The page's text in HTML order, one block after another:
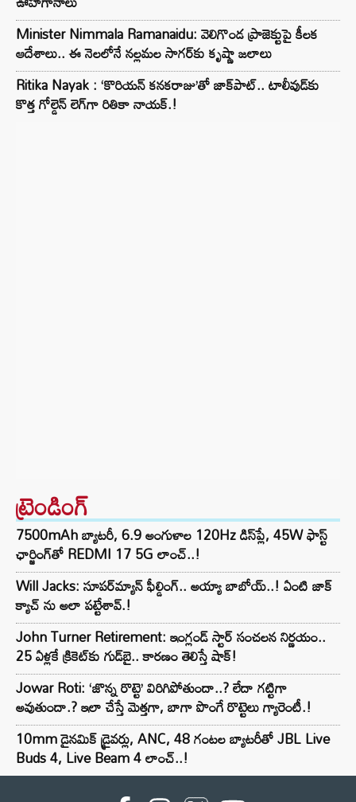
Minister Nimmala Ramanaidu: వెలిగొండ ప్రాజెక్టుపై కీలక
ఆదేశాలు.. ఈ నెలలోనే నల్లమల సాగర్‌కు కృష్ణా జలాలు
Ritika Nayak : ‘కొరియన్ కనకరాజు’తో జాక్‌పాట్.. టాలీవుడ్‌కు
కొత్త గోల్డెన్ లెగ్‌గా రితికా నాయక్.!
ట్రెండింగ్‌
7500mAh బ్యాటరీ, 6.9 అంగుళాల 120Hz డిస్‌ప్లే, 45W ఫాస్ట్
ఛార్జింగ్‌తో REDMI 17 5G లాంచ్..!
Will Jacks: సూపర్‌మ్యాన్ ఫీల్డింగ్.. అయ్యా బాబోయ్..! ఏంటి జాక్
క్యాచ్ ను అలా పట్టేశావ్.!
John Turner Retirement: ఇంగ్లండ్ స్టార్ సంచలన నిర్ణయం..
25 ఏళ్లకే క్రికెట్‌కు గుడ్‌బై.. కారణం తెలిస్తే షాక్!
Jowar Roti: ‘జొన్న రొట్టె’ విరిగిపోతుందా..? లేదా గట్టిగా
అవుతుందా.? ఇలా చేస్తే మెత్తగా, బాగా పొంగే రొట్టెలు గ్యారెంటీ.!
10mm డైనమిక్ డ్రైవర్లు, ANC, 48 గంటల బ్యాటరీతో JBL Live
Buds 4, Live Beam 4 లాంచ్..!